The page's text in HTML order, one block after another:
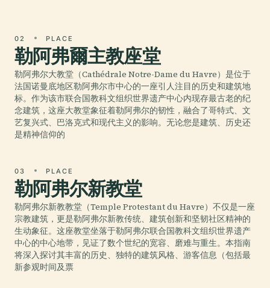
02 PLACE
勒阿弗爾主教座堂
勒阿弗尔大教堂（Cathédrale Notre-Dame du Havre）是位于
法国诺曼底地区勒阿弗尔市中心的一座引人注目的历史和建筑地
标。作为该市联合国教科文组织世界遗产中心内现存最古老的纪
念建筑，这座大教堂象征着勒阿弗尔的韧性，融合了哥特式、文
艺复兴式、巴洛克式和现代主义的影响。无论您是建筑、历史还
是精神信仰的
03 PLACE
勒阿弗尔新教堂
勒阿弗尔新教教堂（Temple Protestant du Havre）不仅是一座
宗教建筑，更是勒阿弗尔新教传统、建筑创新和坚韧社区精神的
生动象征。这座教堂坐落于勒阿弗尔联合国教科文组织世界遗产
中心的中心地带，见证了数个世纪的宽容、磨难与重生。本指南
将深入探讨其丰富的历史、独特的建筑风格、游客信息（包括最
新参观时间及票